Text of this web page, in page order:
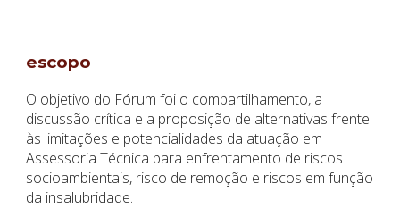
escopo
O objetivo do Fórum foi o compartilhamento, a
discussão crítica e a proposição de alternativas frente
às limitações e potencialidades da atuação em
Assessoria Técnica para enfrentamento de riscos
socioambientais, risco de remoção e riscos em função
da insalubridade.